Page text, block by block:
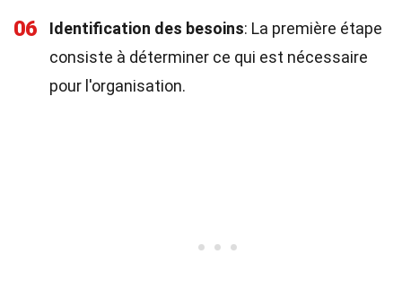
06 Identification des besoins: La première étape
consiste à déterminer ce qui est nécessaire
pour l'organisation.